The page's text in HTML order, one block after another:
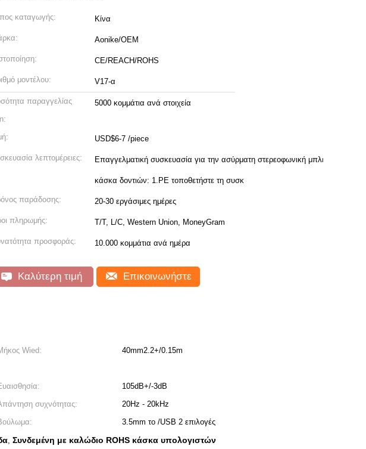
καταγωγής: Κίνα
Aonike/OEM
CE/REACH/ROHS
μοντέλου: V17-α
παραγγελίας
5000 κομμάτια ανά στοιχεία
USD$6-7 /piece
λεπτομέρειες: Επαγγελματική συσκευασία για την ασύρματη στερεοφωνική μπλε
κάσκα δοντιών: 1.PE τοποθετήστε τη συσκ
παράδοσης: 20-30 εργάσιμες ημέρες
πληρωμής: T/T, L/C, Western Union, MoneyGram
προσφοράς: 10.000 κομμάτια ανά ημέρα
Καλύτερη τιμή Επικοινωνήστε
Wied: 40mm2.2+/0.15m
105dB+/-3dB
συχνότητας:
20Hz - 20kHz
3.5mm το /USB 2 επιλογές
, Συνδεμένη με καλώδιο ROHS κάσκα υπολογιστών